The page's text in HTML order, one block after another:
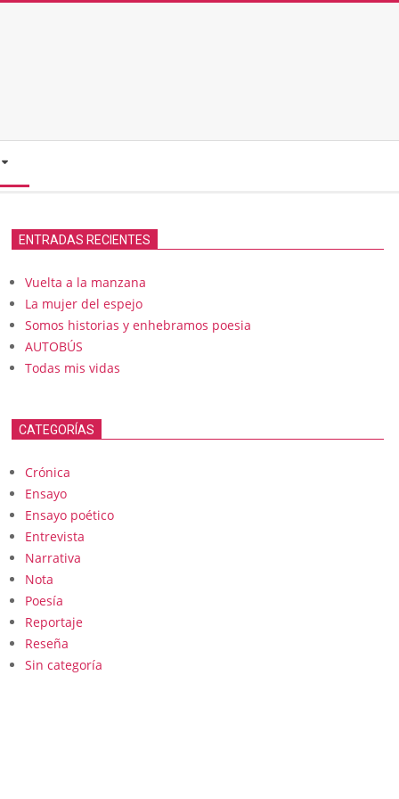
ENTRADAS RECIENTES
Vuelta a la manzana
La mujer del espejo
Somos historias y enhebramos poesia
AUTOBÚS
Todas mis vidas
CATEGORÍAS
Crónica
Ensayo
Ensayo poético
Entrevista
Narrativa
Nota
Poesía
Reportaje
Reseña
Sin categoría